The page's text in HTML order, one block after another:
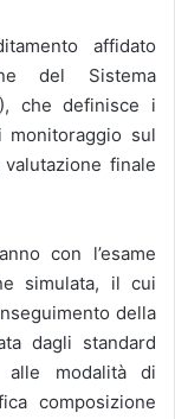
affidato
del Sistema
che definisce i
sul
finale
con l’esame
simulata, il cui
della
dagli standard
alle modalità di
composizione